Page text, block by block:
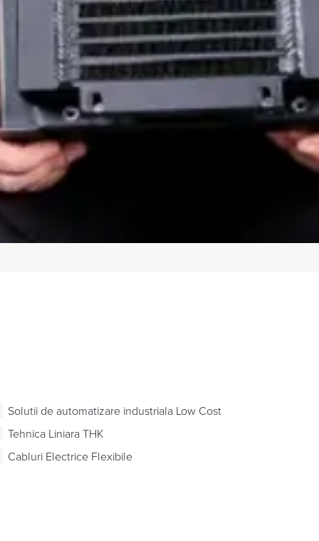
Solutii de automatizare industriala Low Cost
Tehnica Liniara THK
Cabluri Electrice Flexibile